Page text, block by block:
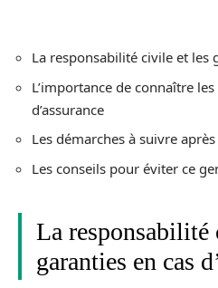
La responsabilité civile et les
L’importance de connaître
d’assurance
Les démarches à suivre
Les conseils pour éviter ce
La responsabilité
garanties en cas